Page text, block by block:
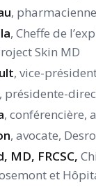
,
, Cheffe de
Skin MD
, vice-
, présidente-
, conférencière,
, avocate,
MD, FRCSC,
et